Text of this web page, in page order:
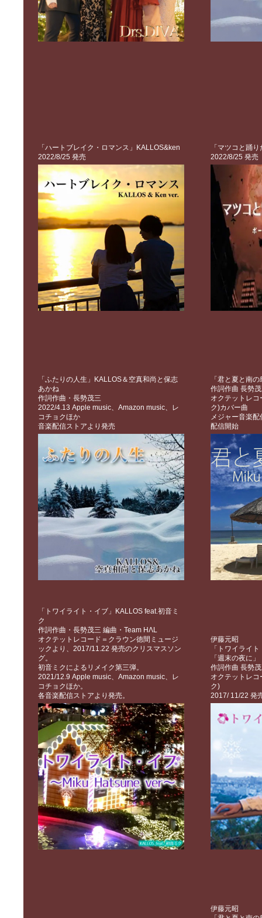
「ハートブレイク・ロマンス」KALLOS&ken
2022/8/25 発売
「マツコと踊
2022/8/25 発売
「ふたりの人生」KALLOS＆空真和尚と保志
あかね
作詞作曲・長勢茂三
2022/4.13 Apple music、Amazon music、レ
コチョクほか
音楽配信ストアより発売
「君と夏と南
作詞作曲 長勢
オクテットレ
ク)カバー曲
メジャー音楽
配信開始
「トワイライト・イブ」KALLOS feat.初音ミ
ク
作詞作曲・長勢茂三 編曲・Team HΛL
オクテットレコード＝クラウン徳間ミュージ
ックより、2017/11.22 発売のクリスマスソン
グ。
初音ミクによるリメイク第三弾。
2021/12.9 Apple music、Amazon music、レ
コチョクほか。
各音楽配信ストアより発売。
伊藤元昭
「トワイライ
「週末の夜に」
作詞作曲 長勢
オクテットレ
ク)
2017/ 11/22 発
伊藤元昭